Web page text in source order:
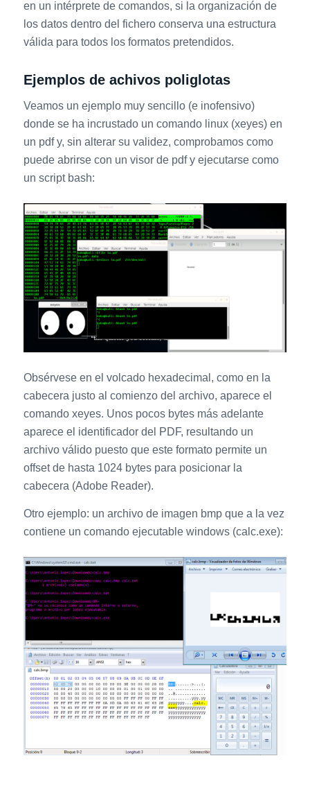
en un intérprete de comandos, si la organización de
los datos dentro del fichero conserva una estructura
válida para todos los formatos pretendidos.
Ejemplos de achivos poliglotas
Veamos un ejemplo muy sencillo (e inofensivo)
donde se ha incrustado un comando linux (xeyes) en
un pdf y, sin alterar su validez, comprobamos como
puede abrirse con un visor de pdf y ejecutarse como
un script bash:
Obsérvese en el volcado hexadecimal, como en la
cabecera justo al comienzo del archivo, aparece el
comando xeyes. Unos pocos bytes más adelante
aparece el identificador del PDF, resultando un
archivo válido puesto que este formato permite un
offset de hasta 1024 bytes para posicionar la
cabecera (Adobe Reader).
Otro ejemplo: un archivo de imagen bmp que a la vez
contiene un comando ejecutable windows (calc.exe):